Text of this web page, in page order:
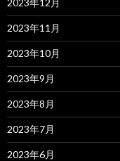
2023年11月
2023年10月
2023年9月
2023年8月
2023年7月
2023年6月